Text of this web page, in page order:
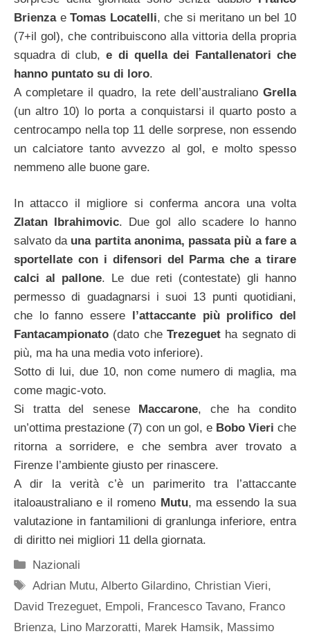
BrienzaeTomas Locatelli, che si meritano un bel 10
(7+il gol), che contribuiscono alla vittoria della propria
squadra di club,e di quella dei Fantallenatori che
hanno puntato su di loro.
A completare il quadro, la rete dell’australiano Grella
(un altro 10) lo porta a conquistarsi il quarto posto a
centrocampo nella top 11 delle sorprese, non essendo
un calciatore tanto avvezzo al gol, e molto spesso
nemmeno alle buone gare.
In attacco il migliore si conferma ancora una volta
Zlatan Ibrahimovic. Due gol allo scadere lo hanno
salvato da una partita anonima, passata più a fare a
sportellate con i difensori del Parma che a tirare
calci al pallone. Le due reti (contestate) gli hanno
permesso di guadagnarsi i suoi 13 punti quotidiani,
che lo fanno essere l’attaccante più prolifico del
Fantacampionato (dato che Trezeguet ha segnato di
più, ma ha una media voto inferiore).
Sotto di lui, due 10, non come numero di maglia, ma
come magic-voto.
Si tratta del senese Maccarone, che ha condito
un’ottima prestazione (7) con un gol, e Bobo Vieri che
ritorna a sorridere, e che sembra aver trovato a
Firenze l’ambiente giusto per rinascere.
A dir la verità c’è un parimerito tra l’attaccante
italoaustraliano e il romeno Mutu, ma essendo la sua
valutazione in fantamilioni di granlunga inferiore, entra
di diritto nei migliori 11 della giornata.
Categorie
Nazionali
Tag
Adrian Mutu,Alberto Gilardino, Christian Vieri,
David Trezeguet, Empoli, Francesco Tavano, Franco
Brienza, Lino Marzoratti, Marek Hamsik, Massimo